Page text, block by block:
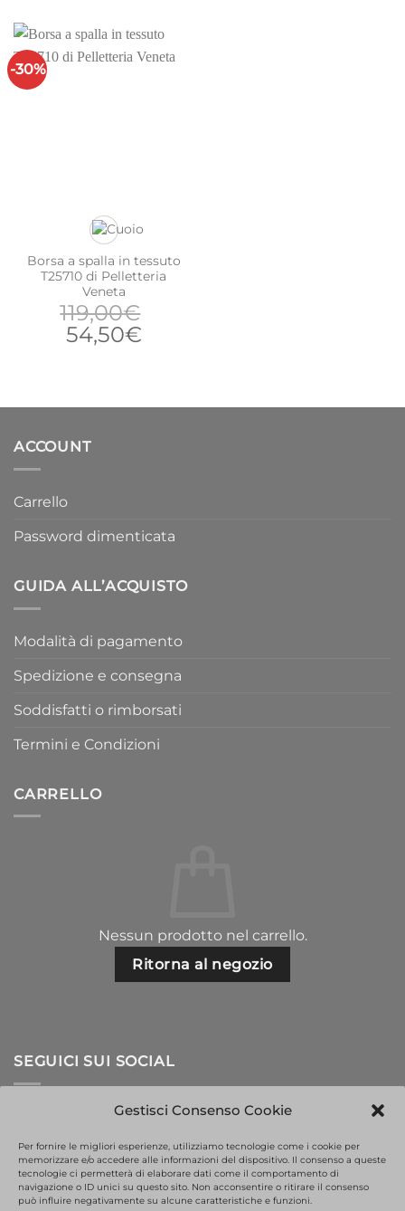
Gestisci Consenso Cookie
Per fornire le migliori esperienze, utilizziamo tecnologie come i cookie per
memorizzare e/o accedere alle informazioni del dispositivo. Il consenso a queste
tecnologie ci permetterà di elaborare dati come il comportamento di
navigazione o ID unici su questo sito. Non acconsentire o ritirare il consenso
può influire negativamente su alcune caratteristiche e funzioni.
era:
129,00€.
è:
64,50€.
-30%
Borsa a spalla in tessuto
T25710 di Pelletteria
Veneta
119,00€
Il
54,50€Il
ACCOUNT
Carrello
Password dimenticata
GUIDA ALL’ACQUISTO
Modalità di pagamento
Spedizione e consegna
Soddisfatti o rimborsati
Termini e Condizioni
CARRELLO
Nessun prodotto nel carrello.
Ritorna al negozio
SEGUICI SUI SOCIAL
This site is protected by reCAPTCHA and the Google